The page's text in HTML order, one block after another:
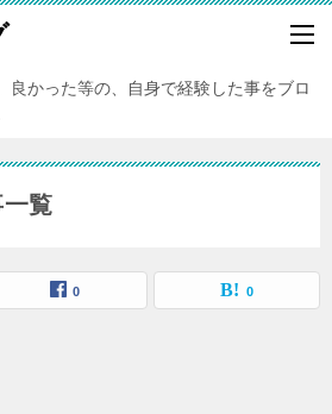
良かった等の、自身で経験した事をブロ
一覧
0 0